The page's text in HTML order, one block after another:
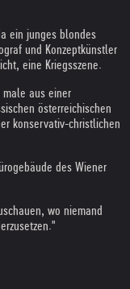
ein junges blondes
und Konzeptkünstler
eine Kriegsszene.
male aus einer
österreichischen
konservativ-christlichen
des Wiener
wo niemand